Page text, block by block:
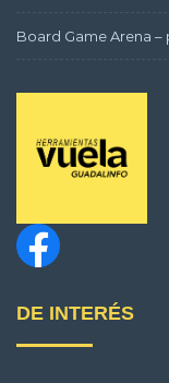
Board Game Arena
DE INTERÉS